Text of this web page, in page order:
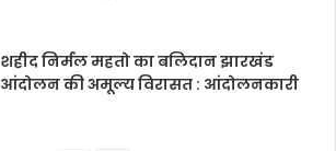
शहीद निर्मल महतो का बलिदान झारखंड
आंदोलन की अमूल्य विरासत : आंदोलनकारी